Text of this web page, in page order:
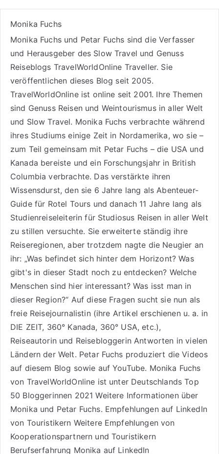
Monika Fuchs
Monika Fuchs und Petar Fuchs sind die Verfasser
und Herausgeber des Slow Travel und Genuss
Reiseblogs TravelWorldOnline Traveller. Sie
veröffentlichen dieses Blog seit 2005.
TravelWorldOnline ist online seit 2001. Ihre Themen
sind Genuss Reisenund Weintourismusin aller Welt
und Slow Travel. Monika Fuchs verbrachte während
ihres Studiums einige Zeit in Nordamerika, wo sie –
zum Teil gemeinsam mit Petar Fuchs – die USA und
Kanada bereiste und ein Forschungsjahr in British
Columbia verbrachte. Das verstärkte ihren
Wissensdurst, den sie 6 Jahre lang als Abenteuer-
Guide für Rotel Tours und danach 11 Jahre lang als
Studienreiseleiterin für Studiosus Reisen in aller Welt
zu stillen versuchte. Sie erweiterte ständig ihre
Reiseregionen, aber trotzdem nagte die Neugier an
ihr: „Was befindet sich hinter dem Horizont? Was
gibt's in dieser Stadt noch zu entdecken? Welche
Menschen sind hier interessant? Was isst man in
dieser Region?“ Auf diese Fragen sucht sie nun als
freie Reisejournalistin (ihre Artikel erschienen u. a. in
DIE ZEIT, 360° Kanada, 360° USA, etc.),
Reiseautorinund Reisebloggerin Antworten in vielen
Ländern der Welt. Petar Fuchs produziert die Videos
auf diesem Blog sowie aufYouTube. Monika Fuchs
von TravelWorldOnline ist unter Deutschlands Top
50 Bloggerinnen 2021 Weitere Informationen über
Monika und Petar Fuchs. Empfehlungen auf LinkedIn
von Touristikern Weitere Empfehlungen von
Kooperationspartnern und Touristikern
Berufserfahrung Monika auf LinkedIn